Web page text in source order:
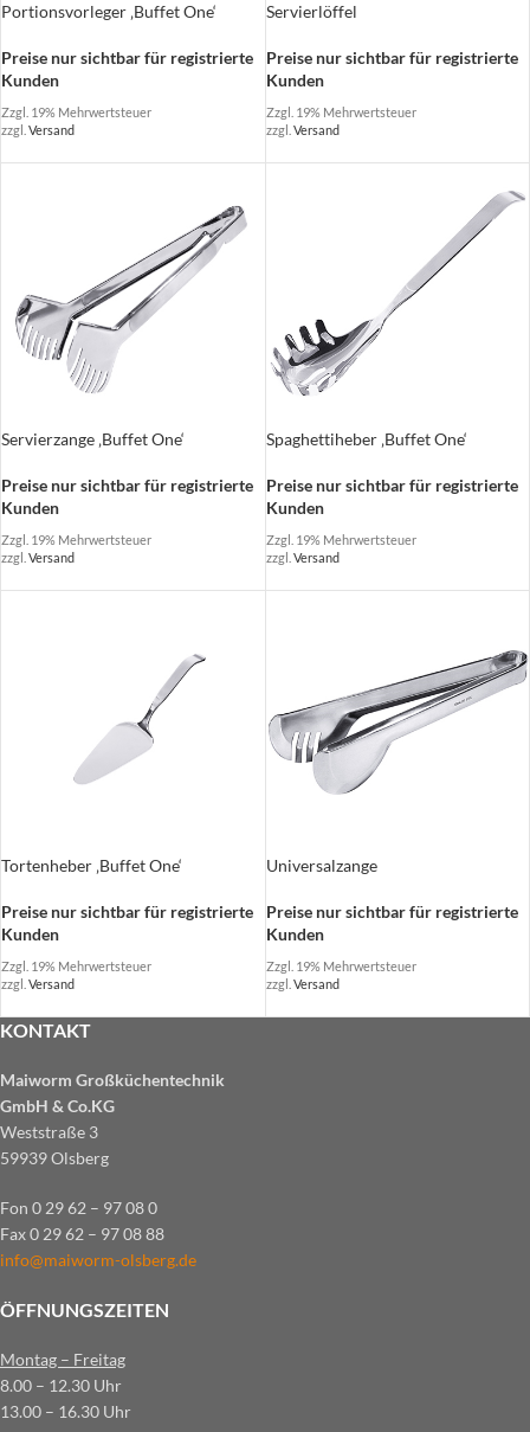
Portionsvorleger ‚Buffet One‘
Preise nur sichtbar für registrierte
Kunden
Zzgl. 19% Mehrwertsteuer
zzgl. Versand
Servierlöffel
Preise nur sichtbar für registrierte
Kunden
Zzgl. 19% Mehrwertsteuer
zzgl. Versand
Servierzange ‚Buffet One‘
Preise nur sichtbar für registrierte
Kunden
Zzgl. 19% Mehrwertsteuer
zzgl. Versand
Spaghettiheber ‚Buffet One‘
Preise nur sichtbar für registrierte
Kunden
Zzgl. 19% Mehrwertsteuer
zzgl. Versand
Tortenheber ‚Buffet One‘
Preise nur sichtbar für registrierte
Kunden
Zzgl. 19% Mehrwertsteuer
zzgl. Versand
Universalzange
Preise nur sichtbar für registrierte
Kunden
Zzgl. 19% Mehrwertsteuer
zzgl. Versand
KONTAKT
Maiworm Großküchentechnik
GmbH & Co.KG
Weststraße 3
59939 Olsberg
Fon 0 29 62 – 97 08 0
Fax 0 29 62 – 97 08 88
info@maiworm-olsberg.de
ÖFFNUNGSZEITEN
Montag – Freitag
8.00 – 12.30 Uhr
13.00 – 16.30 Uhr